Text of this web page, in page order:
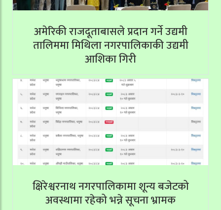
अमेरिकी राजदूताबासले प्रदान गर्ने उद्यमी
तालिममा मिथिला नगरपालिकाकी उद्यमी
आशिका गिरी
क्षिरेश्वरनाथ नगरपालिकामा शून्य बजेटको
अवस्थामा रहेको भन्ने सूचना भ्रामक